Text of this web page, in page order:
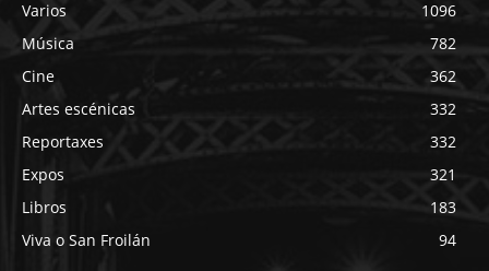
Varios
1096
Música
782
Cine
362
Artes escénicas
332
Reportaxes
332
Expos
321
Libros
183
Viva o San Froilán
94